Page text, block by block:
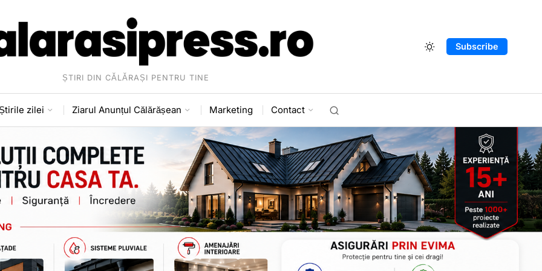
ȘTIRI DIN CĂLĂRAȘI PENTRU TINE
Subscribe
zilei Ziarul Anunțul Călărășean Marketing Contact